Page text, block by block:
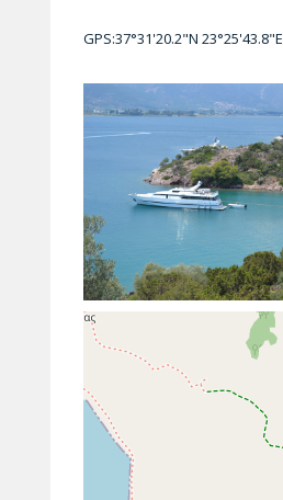
GPS:37°31'20.2"N 23°25'43.8"E